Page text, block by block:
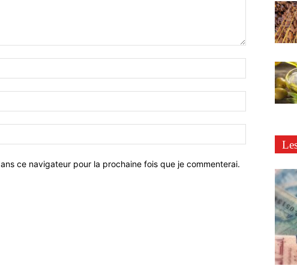
ce navigateur pour la prochaine fois que je commenterai.